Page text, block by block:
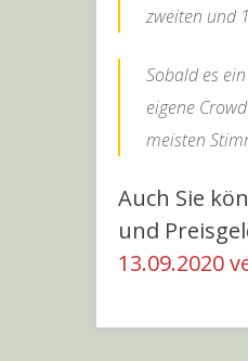
zweiten und
Sobald es
eigene
meisten
Auch Sie
und
13.09.2020